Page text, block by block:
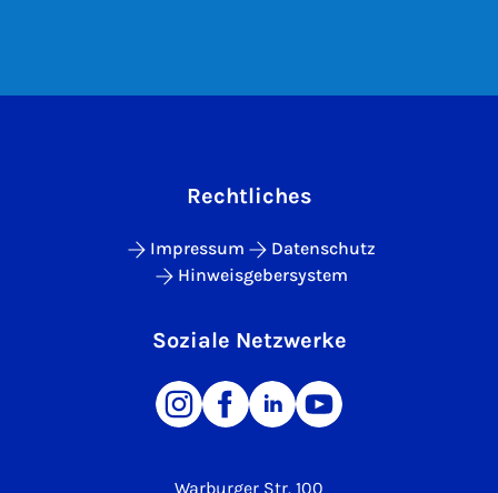
Warburger Str. 100
Rechtliches
Impressum
Datenschutz
Hinweisgebersystem
Soziale Netzwerke